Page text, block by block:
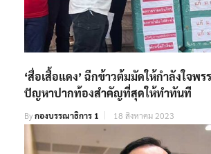
‘สื่อเสื้อแดง’ ฉีกข้าวต้มมัดให้กำลังใจพ
ปัญหาปากท้องสำคัญที่สุดให้ทำทันที
Byกองบรรณาธิการ 1 18 สิงหาคม 2023